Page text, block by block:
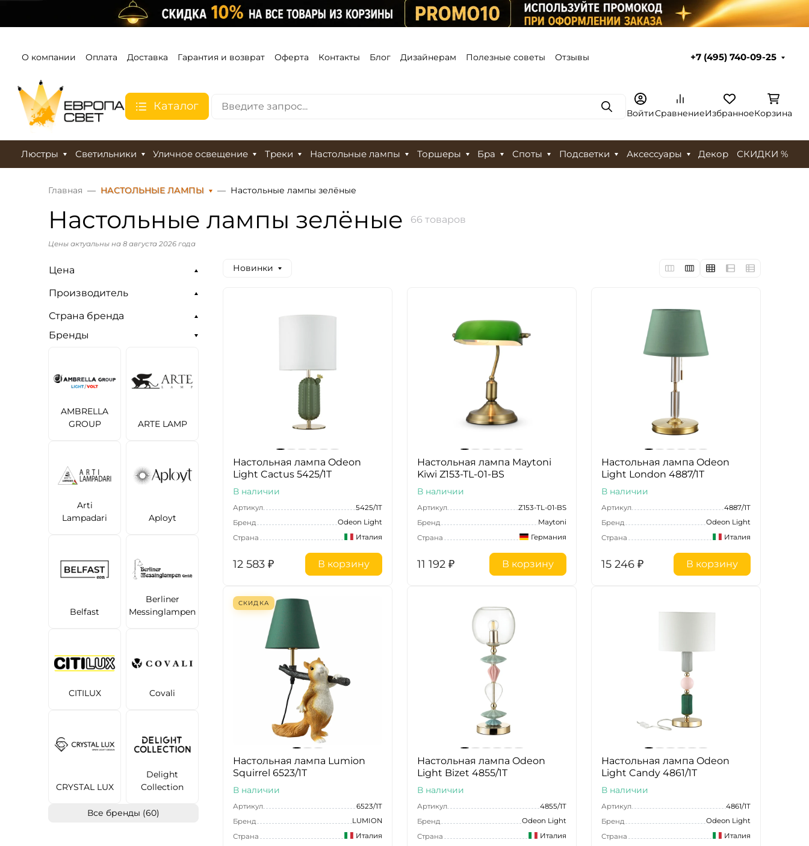
О компании Оплата Доставка Гарантия и возврат Оферта Контакты Блог Дизайнерам Полезные советы Отзывы +7 (495) 740-09-25
Каталог ПоискВойтиСравнениеИзбранноеКорзина
Люстры Светильники Уличное освещение Треки Настольные лампы Торшеры Бра Споты Подсветки Аксессуары Декор СКИДКИ %
Главная НАСТОЛЬНЫЕ ЛАМПЫ Настольные лампы зелёные
Настольные лампы зелёные 66 товаров
Цены актуальны на 8 августа 2026 года
Цена
Производитель
Страна бренда
Бренды
AMBRELLA
GROUP
ARTE LAMP
Arti
Lampadari
Aployt
Belfast
Berliner
Messinglampen
CITILUX Covali
CRYSTAL LUX
Delight
Collection
Все бренды (60)
Новинки
Настольная лампа Odeon
Light Cactus 5425/1T
В наличии
Артикул
5425/1T
Бренд
Odeon Light
Страна
Италия
12 583 ₽ В корзину
Настольная лампа Maytoni
Kiwi Z153-TL-01-BS
В наличии
Артикул
Z153-TL-01-BS
Бренд
Maytoni
Страна
Германия
11 192 ₽ В корзину
Настольная лампа Odeon
Light London 4887/1T
В наличии
Артикул
4887/1T
Бренд
Odeon Light
Страна
Италия
15 246 ₽ В корзину
СКИДКА
Настольная лампа Lumion
Squirrel 6523/1T
В наличии
Артикул
6523/1T
Бренд
LUMION
Страна
Италия
Настольная лампа Odeon
Light Bizet 4855/1T
В наличии
Артикул
4855/1T
Бренд
Odeon Light
Страна
Италия
Настольная лампа Odeon
Light Candy 4861/1T
В наличии
Артикул
4861/1T
Бренд
Odeon Light
Страна
Италия